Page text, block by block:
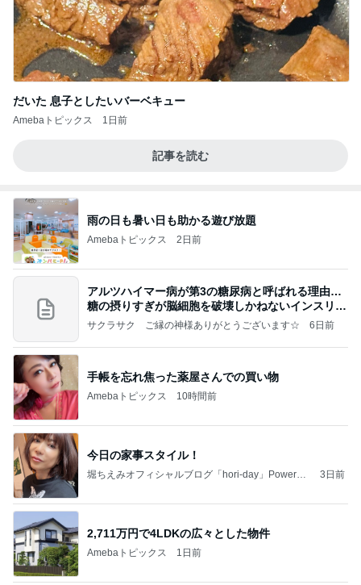
だいた 息子としたいバーベキュー
Amebaトピックス 1日前
記事を読む
雨の日も暑い日も助かる遊び放題
Amebaトピックス 2日前
アルツハイマー病が第3の糖尿病と呼ばれる理由…
糖の摂りすぎが脳細胞を破壊しかねないインスリン
の恐
サクラサク ご縁の神様ありがとうございます☆ 6日前
手帳を忘れ焦った薬屋さんでの買い物
Amebaトピックス 10時間前
今日の家事スタイル！
堀ちえみオフィシャルブログ「hori-day」Powered
3日前
2,711万円で4LDKの広々とした物件
Amebaトピックス 1日前